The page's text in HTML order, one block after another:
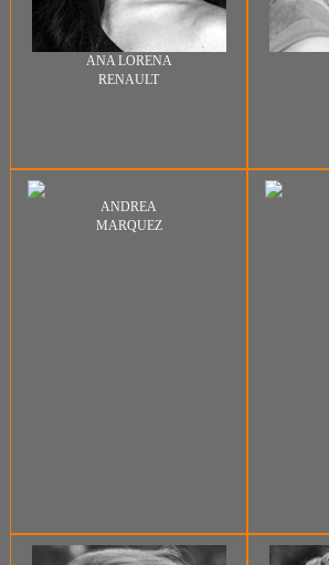
ANA LORENA
RENAULT
ANDREA
MARQUEZ